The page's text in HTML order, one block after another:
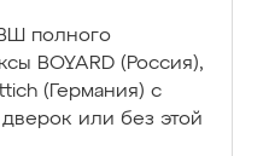
полного
BOYARD (Россия),
(Германия) с
или без этой